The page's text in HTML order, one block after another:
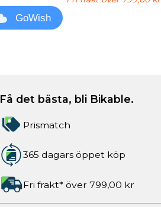
GoWish
Få det bästa, bli Bikable.
Prismatch
365 dagars öppet köp
Fri frakt* över 799,00 kr